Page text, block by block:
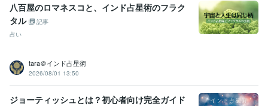
八百屋のロマネスコと、インド占星術のフラク
タル
記事
占い
tara＠インド占星術
2026/08/01 13:50
ジョーティッシュとは？初心者向け完全ガイド